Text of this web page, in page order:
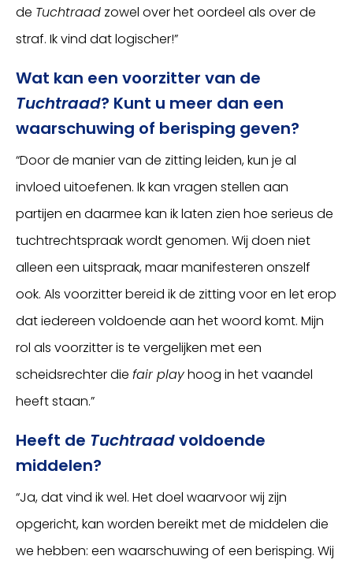
de Tuchtraad zowel over het oordeel als over de
straf. Ik vind dat logischer!”
Wat kan een voorzitter van de
Tuchtraad? Kunt u meer dan een
waarschuwing of berisping geven?
“Door de manier van de zitting leiden, kun je al
invloed uitoefenen. Ik kan vragen stellen aan
partijen en daarmee kan ik laten zien hoe serieus de
tuchtrechtspraak wordt genomen. Wij doen niet
alleen een uitspraak, maar manifesteren onszelf
ook. Als voorzitter bereid ik de zitting voor en let erop
dat iedereen voldoende aan het woord komt. Mijn
rol als voorzitter is te vergelijken met een
scheidsrechter die fair playhoog in het vaandel
heeft staan.”
Heeft de Tuchtraadvoldoende
middelen?
“Ja, dat vind ik wel. Het doel waarvoor wij zijn
opgericht, kan worden bereikt met de middelen die
we hebben: een waarschuwing of een berisping. Wij